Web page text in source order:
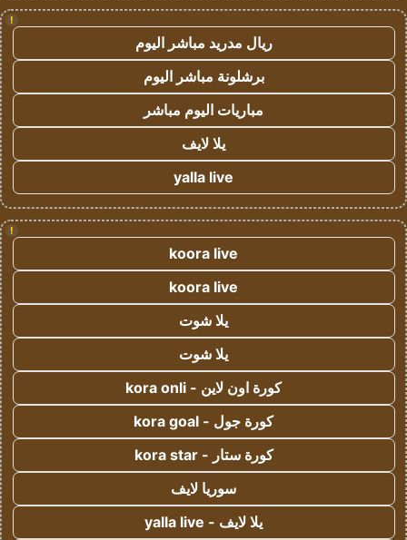
!
ريال مدريد مباشر اليوم
برشلونة مباشر اليوم
مباريات اليوم مباشر
يلا لايف
yalla live
!
koora live
koora live
يلا شوت
يلا شوت
كورة اون لاين - kora onli
كورة جول - kora goal
كورة ستار - kora star
سوريا لايف
يلا لايف - yalla live